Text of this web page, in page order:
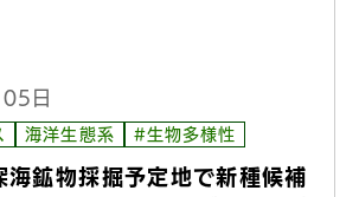
日
海洋生態系 #生物多様性
海鉱物採掘予定地で新種候補